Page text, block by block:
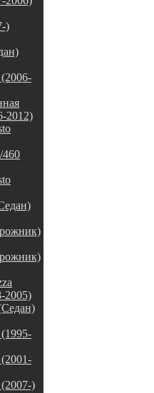
)
2012)
460
2005)
)